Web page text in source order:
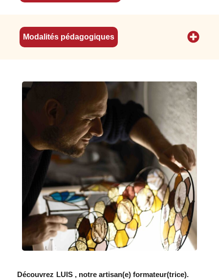
Assurer la maintenance et l'entretien du
Consulter le programme détaillé
Modalités pédagogiques
Découvrez LUIS , notre artisan(e) formateur(trice).